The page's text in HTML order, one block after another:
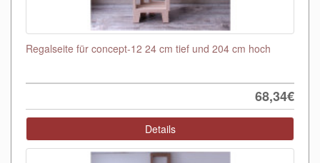
Regalseite für concept-12 24 cm tief und 204 cm hoch
68,34€
Details